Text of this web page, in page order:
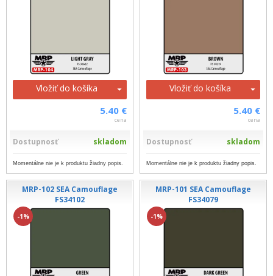
Vložiť do košíka
5.40 €
cena
Dostupnosť skladom
Momentálne nie je k produktu žiadny popis.
Vložiť do košíka
5.40 €
cena
Dostupnosť skladom
Momentálne nie je k produktu žiadny popis.
MRP-102 SEA Camouflage
FS34102
-1%
MRP-101 SEA Camouflage
FS34079
-1%